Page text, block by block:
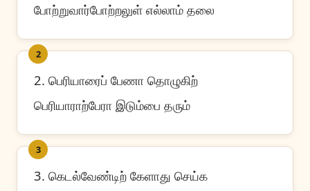
போற்றுவார்போற்றலுள் எல்லாம் தலை
2
2. பெரியாரைப் பேணா தொழுகிற்
பெரியாராற்பேரா இடும்பை தரும்
3
3. கெடல்வேண்டிற் கேளாது செய்க